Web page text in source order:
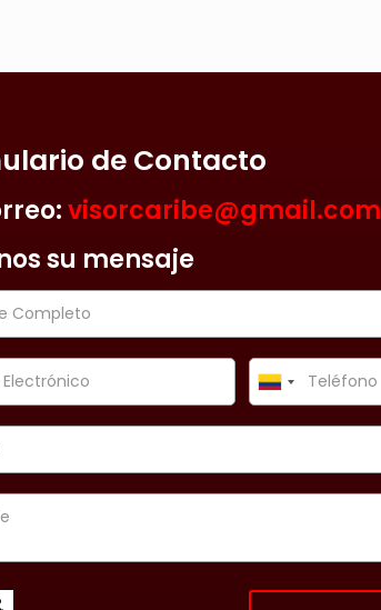
de Contacto
visorcaribe@gmail.com
su mensaje